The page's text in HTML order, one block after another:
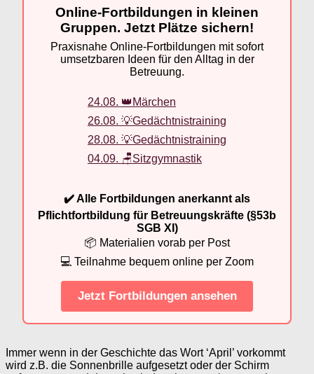
Online-Fortbildungen in kleinen
Gruppen. Jetzt Plätze sichern!
Praxisnahe Online-Fortbildungen mit sofort
umsetzbaren Ideen für den Alltag in der
Betreuung.
24.08. 👑Märchen
26.08. 💡Gedächtnistraining
28.08. 💡Gedächtnistraining
04.09. 🪑Sitzgymnastik
✔️ Alle Fortbildungen anerkannt als
Pflichtfortbildung für Betreuungskräfte (§53b
SGB XI)
📦 Materialien vorab per Post
💻 Teilnahme bequem online per Zoom
Jetzt Fortbildungen ansehen
Immer wenn in der Geschichte das Wort ‘April’ vorkommt
wird z.B. die Sonnenbrille aufgesetzt oder der Schirm